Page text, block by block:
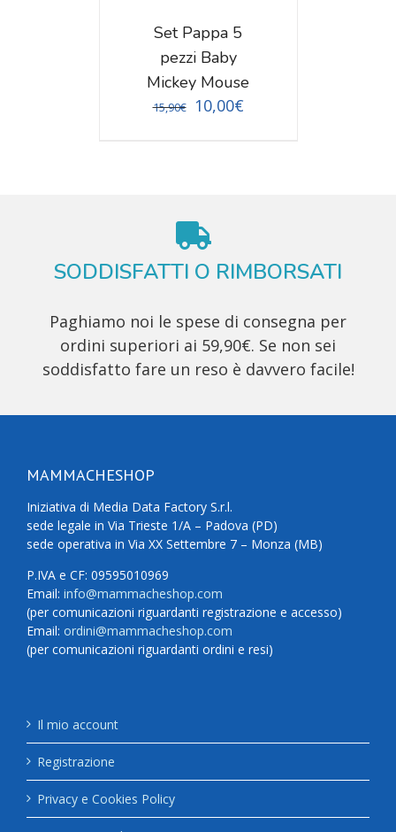
Set Pappa 5
pezzi Baby
Mickey Mouse
15,90€ 10,00€
SODDISFATTI O RIMBORSATI
Paghiamo noi le spese di consegna per
ordini superiori ai 59,90€. Se non sei
soddisfatto fare un reso è davvero facile!
MAMMACHESHOP
Iniziativa di Media Data Factory S.r.l.
sede legale in Via Trieste 1/A – Padova (PD)
sede operativa in Via XX Settembre 7 – Monza (MB)
P.IVA e CF: 09595010969
Email: info@mammacheshop.com
(per comunicazioni riguardanti registrazione e accesso)
Email: ordini@mammacheshop.com
(per comunicazioni riguardanti ordini e resi)
Il mio account
Registrazione
Privacy e Cookies Policy